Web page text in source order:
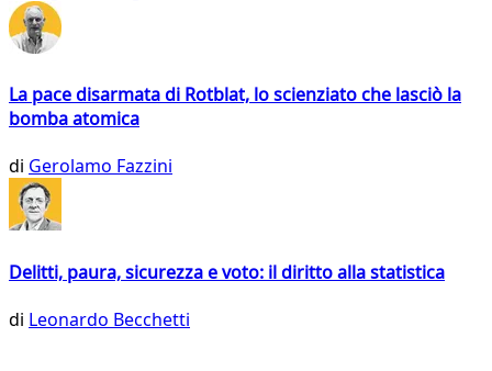
La pace disarmata di Rotblat, lo scienziato che lasciò la
bomba atomica
di Gerolamo Fazzini
Delitti, paura, sicurezza e voto: il diritto alla statistica
di Leonardo Becchetti